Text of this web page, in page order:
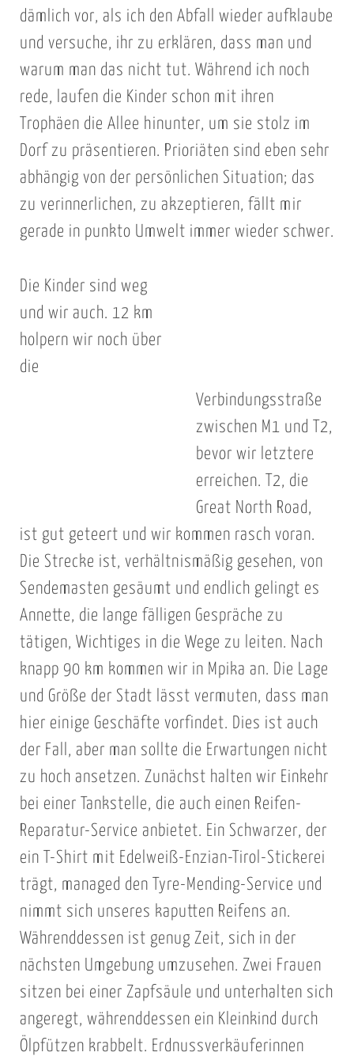
dämlich vor, als ich den Abfall wieder aufklaube
und versuche, ihr zu erklären, dass man und
warum man das nicht tut. Während ich noch
rede, laufen die Kinder schon mit ihren
Trophäen die Allee hinunter, um sie stolz im
Dorf zu präsentieren. Prioriäten sind eben sehr
abhängig von der persönlichen Situation; das
zu verinnerlichen, zu akzeptieren, fällt mir
gerade in punkto Umwelt immer wieder schwer.
Die Kinder sind weg
und wir auch. 12 km
holpern wir noch über
die
Verbindungsstraße
zwischen M1 und T2,
bevor wir letztere
erreichen. T2, die
Great North Road,
ist gut geteert und wir kommen rasch voran.
Die Strecke ist, verhältnismäßig gesehen, von
Sendemasten gesäumt und endlich gelingt es
Annette, die lange fälligen Gespräche zu
tätigen, Wichtiges in die Wege zu leiten. Nach
knapp 90 km kommen wir in Mpika an. Die Lage
und Größe der Stadt lässt vermuten, dass man
hier einige Geschäfte vorfindet. Dies ist auch
der Fall, aber man sollte die Erwartungen nicht
zu hoch ansetzen. Zunächst halten wir Einkehr
bei einer Tankstelle, die auch einen Reifen-
Reparatur-Service anbietet. Ein Schwarzer, der
ein T-Shirt mit Edelweiß-Enzian-Tirol-Stickerei
trägt, managed den Tyre-Mending-Service und
nimmt sich unseres kaputten Reifens an.
Währenddessen ist genug Zeit, sich in der
nächsten Umgebung umzusehen. Zwei Frauen
sitzen bei einer Zapfsäule und unterhalten sich
angeregt, währenddessen ein Kleinkind durch
Ölpfützen krabbelt. Erdnussverkäuferinnen